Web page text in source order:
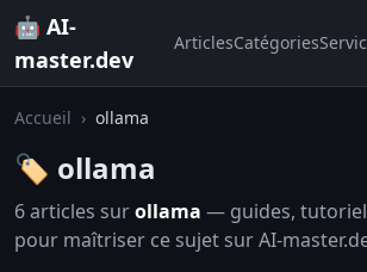
🤖 AI-
master.dev
ArticlesCatégories
Accueil › ollama
🏷️ ollama
6 articles surollama — guides,
pour maîtriser ce sujet sur AI-